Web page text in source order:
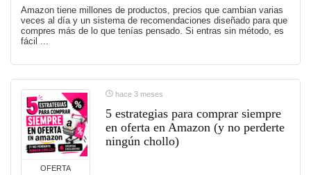
Amazon tiene millones de productos, precios que cambian varias
veces al día y un sistema de recomendaciones diseñado para que
compres más de lo que tenías pensado. Si entras sin método, es
fácil ...
OFERTA
hace 3 meses
5 estrategias para comprar siempre
en oferta en Amazon (y no perderte
ningún chollo)